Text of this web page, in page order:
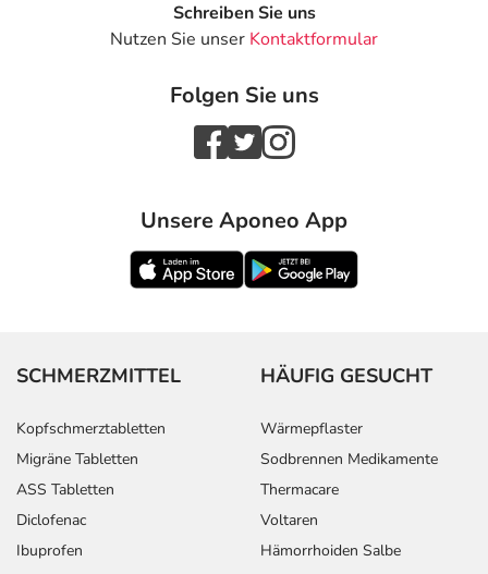
Harnblasenentzündung
Erwachsene
1-2
Erwachsene
Zur Vorbeugung gegen
Wiederauftreten von
Bakterieninfektionen
Erwachsene 1 Tablette
Anwendungshinweise
Die Gesamtdosis sollte nicht ohne Rücksprache mit
einem Arzt oder Apotheker überschritten werden.
Schreiben Sie uns
Nutzen Sie unser Kontaktformular
Folgen Sie uns
Unsere Aponeo App
SCHMERZMITTEL
Kopfschmerztabletten
Migräne Tabletten
ASS Tabletten
Diclofenac
Ibuprofen
HÄUFIG GESUCHT
Wärmepflaster
Sodbrennen Medikamente
Thermacare
Voltaren
Hämorrhoiden Salbe